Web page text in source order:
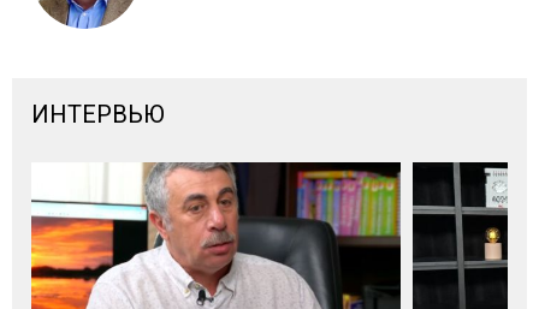
ИНТЕРВЬЮ